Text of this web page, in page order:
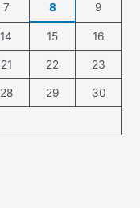
7 8 9
14 15 16
21 22 23
28 29 30